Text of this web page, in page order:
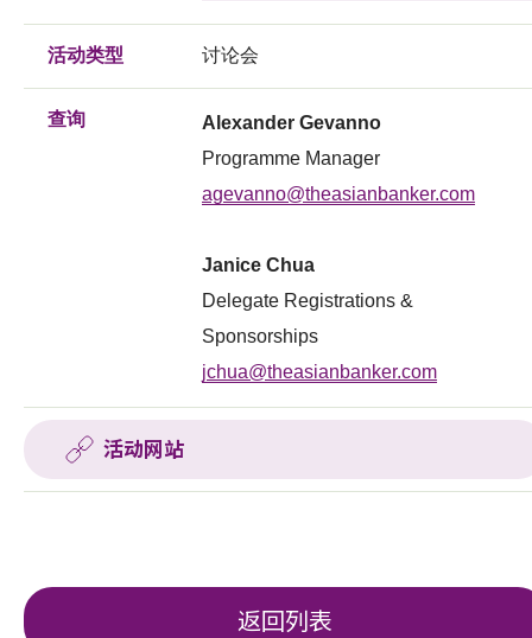
活动类型 讨论会
查询
Alexander Gevanno
Programme Manager
agevanno@theasianbanker.com
Janice Chua
Delegate Registrations &
Sponsorships
jchua@theasianbanker.com
活动网站
返回列表